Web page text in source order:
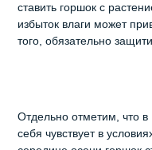
ставить горшок с
избыток влаги может
того, обязательно
Отдельно отметим, что
себя чувствует в